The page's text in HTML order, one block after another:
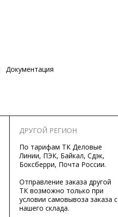
Документация
ДРУГОЙ РЕГИОН
По тарифам ТК Деловые
Линии, ПЭК, Байкал, Сдэк,
Боксберри, Почта России.
Отправление заказа другой
ТК возможно только при
условии самовывоза заказа с
нашего склада.